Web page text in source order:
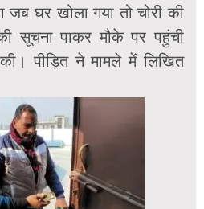
जब घर खोला गया तो चोरी की
सूचना पाकर मौके पर पहुंची
पीड़ित ने मामले में लिखित